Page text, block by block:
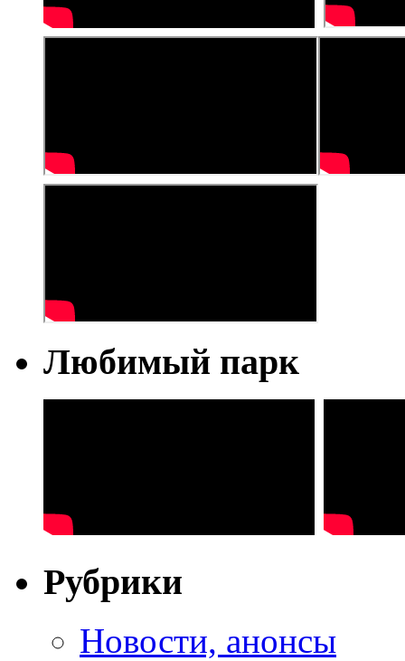
Любимый парк
Рубрики
Новости, анонсы